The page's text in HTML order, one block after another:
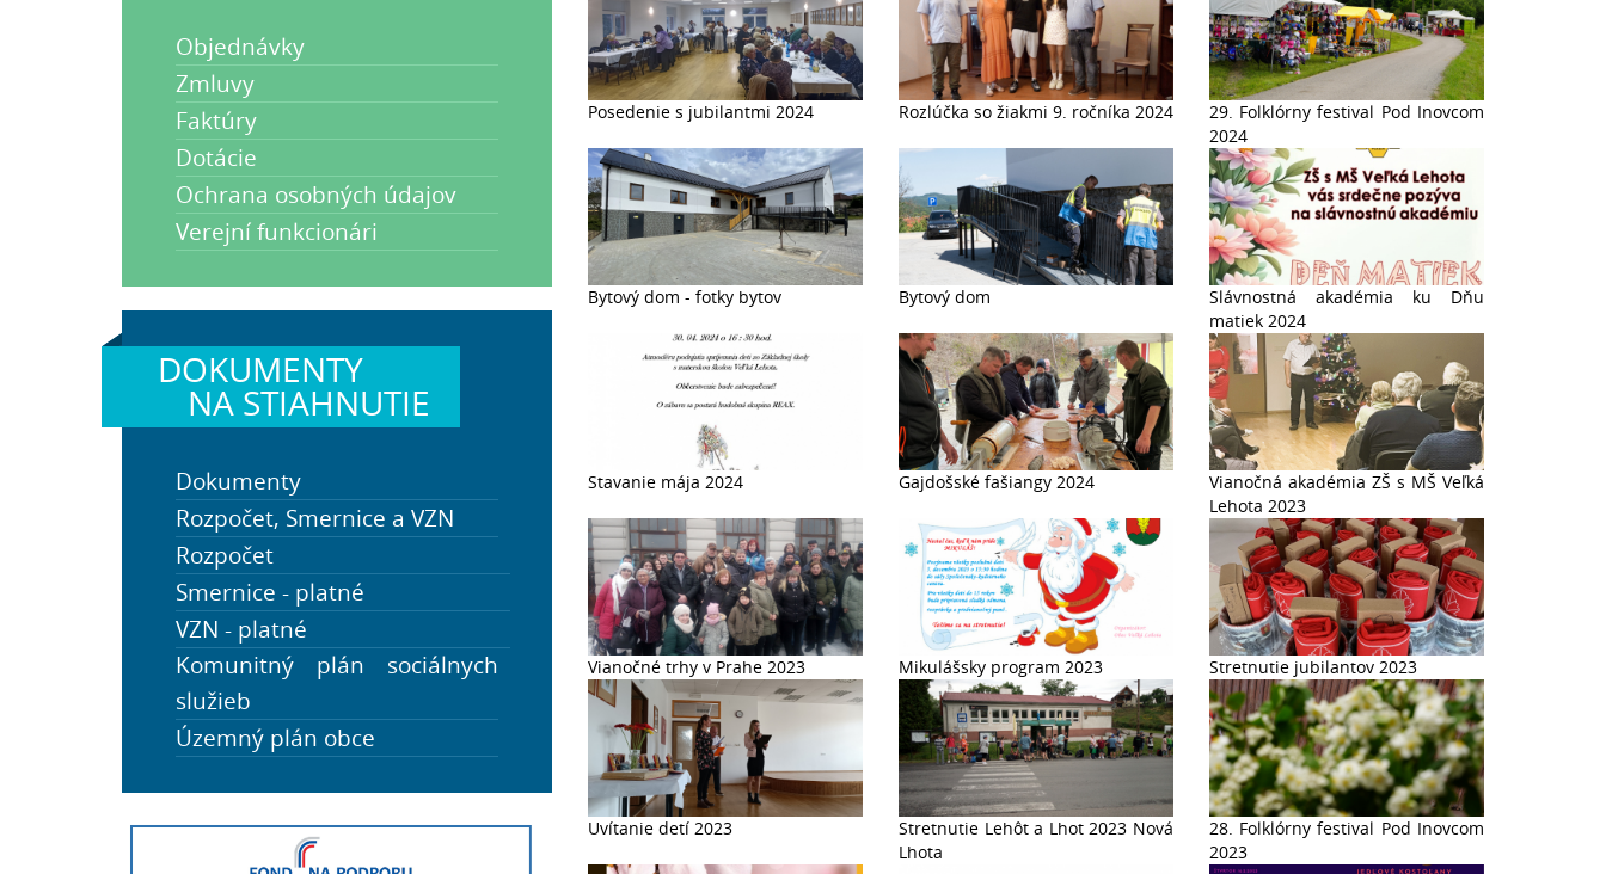
Objednávky
Zmluvy
Faktúry
Dotácie
Ochrana osobných údajov
Verejní funkcionári
DOKUMENTY
NA STIAHNUTIE
Dokumenty
Rozpočet, Smernice a VZN
Rozpočet
Smernice - platné
VZN - platné
Zápisnice obecného
zastupiteľstva
PHSR a Štatút obce
Komunitný plán sociálnych
služieb
Územný plán obce
Posedenie s jubilantmi 2024 Rozlúčka so žiakmi 9. ročníka 2024
29. Folklórny festival Pod Inovcom
2024
Bytový dom - fotky bytov Bytový dom
Slávnostná akadémia ku Dňu
matiek 2024
Stavanie mája 2024 Gajdošské fašiangy 2024
Vianočná akadémia ZŠ s MŠ Veľká
Lehota 2023
Vianočné trhy v Prahe 2023 Mikulášsky program 2023 Stretnutie jubilantov 2023
Uvítanie detí 2023
Stretnutie Lehôt a Lhot 2023 Nová
Lhota
28. Folklórny festival Pod Inovcom
2023